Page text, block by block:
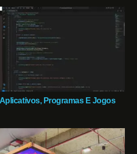
Programas E Jogos